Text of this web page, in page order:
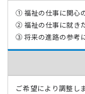
① 福祉の仕事に関心
② 福祉の仕事に就き
③ 将来の進路の参考
ご希望により調整し